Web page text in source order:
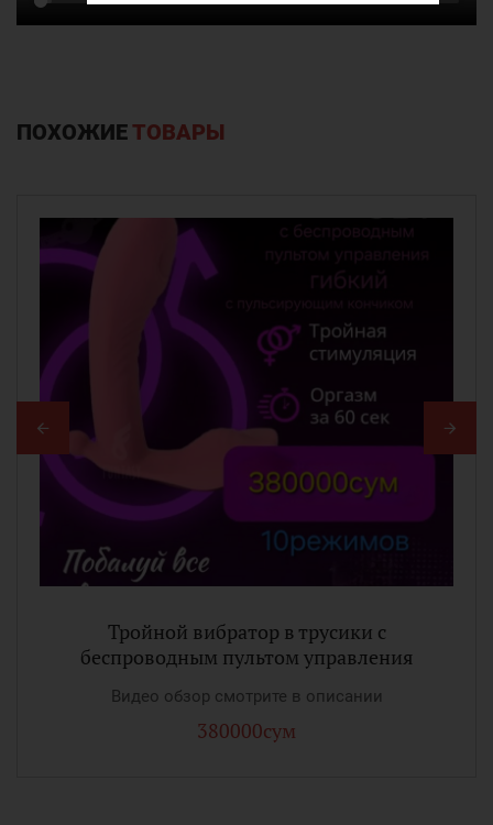
ПОХОЖИЕТОВАРЫ
Тройной вибратор в трусики с
беспроводным пультом управления
Видео обзор смотрите в описании
380000сум